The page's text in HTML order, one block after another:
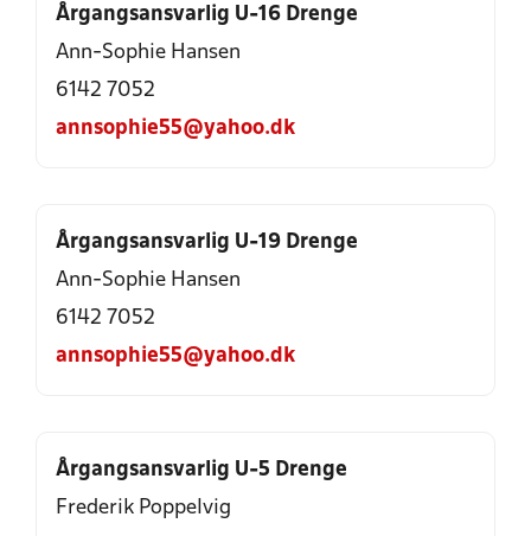
Årgangsansvarlig U-16 Drenge
Ann-Sophie Hansen
6142 7052
annsophie55@yahoo.dk
Årgangsansvarlig U-19 Drenge
Ann-Sophie Hansen
6142 7052
annsophie55@yahoo.dk
Årgangsansvarlig U-5 Drenge
Frederik Poppelvig